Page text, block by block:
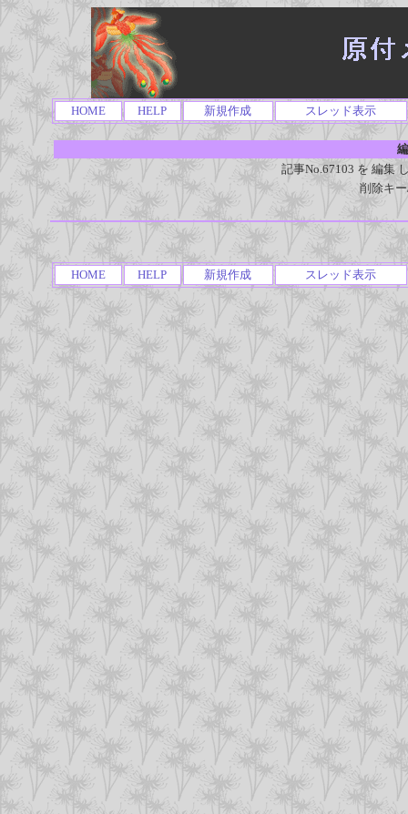
HOME HELP 新規作成 スレッド表示
記事No.67103 を 編集
削除キ
HOME HELP 新規作成 スレッド表示